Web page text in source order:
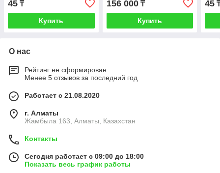
45 ₸
Купить
156 000₸
Купить
45
О нас
Рейтинг не сформирован
Менее 5 отзывов за последний год
Работает с 21.08.2020
г. Алматы
Жамбыла 163, Алматы, Казахстан
Контакты
Сегодня работает с 09:00 до 18:00
Показать весь график работы